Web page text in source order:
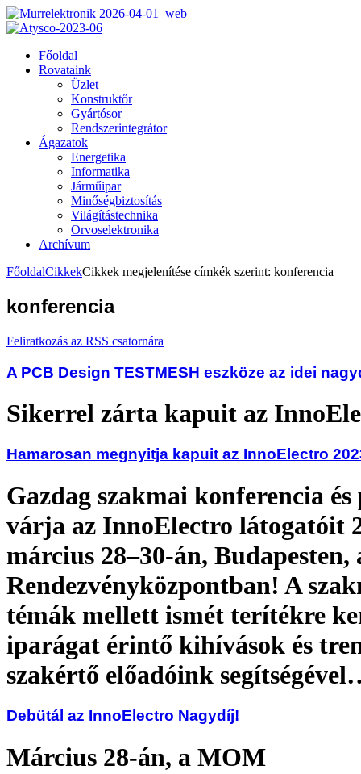
Főoldal
Rovataink
Üzlet
Konstruktőr
Gyártósor
Rendszerintegrátor
Ágazatok
Energetika
Informatika
Járműipar
Minőségbiztosítás
Világítástechnika
Orvoselektronika
Archívum
FőoldalCikkekCikkek megjelenítése címkék szerint: konferencia
konferencia
Feliratkozás az RSS csatornára
A PCB Design TESTMESH eszköze az idei
Sikerrel zárta kapuit az
Hamarosan megnyitja kapuit az InnoElectro
Gazdag szakmai konferencia
várja az InnoElectro látogatóit
március 28–30-án,
Rendezvényközpontban! A
témák mellett ismét terítékre
iparágat érintő kihívások és
szakértő előadóink
Debütál az InnoElectro Nagydíj!
Március 28-án, a MOM